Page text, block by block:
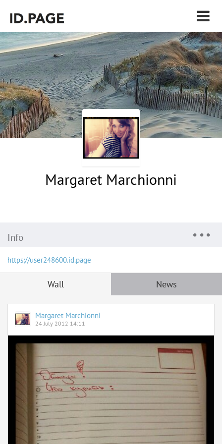
Margaret Marchionni
Info
https://user248600.id.page
Wall News
Margaret Marchionni
24 July 2012 14:11